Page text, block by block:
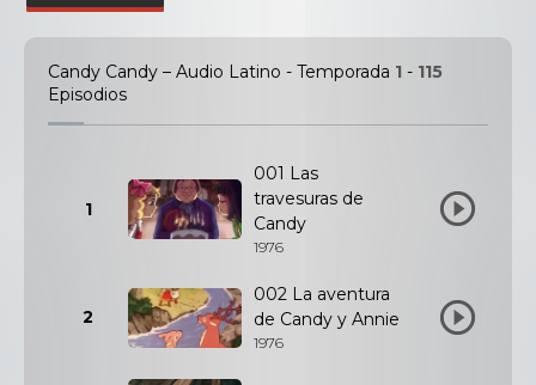
Candy Candy – Audio Latino - Temporada 1 - 115
Episodios
1
001 Las
travesuras de
Candy
1976
2
002 La aventura
de Candy y Annie
1976